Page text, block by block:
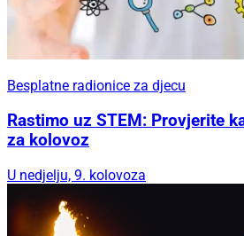
Besplatne radionice za djecu
Rastimo uz STEM: Provjerite
za kolovoz
U nedjelju, 9. kolovoza